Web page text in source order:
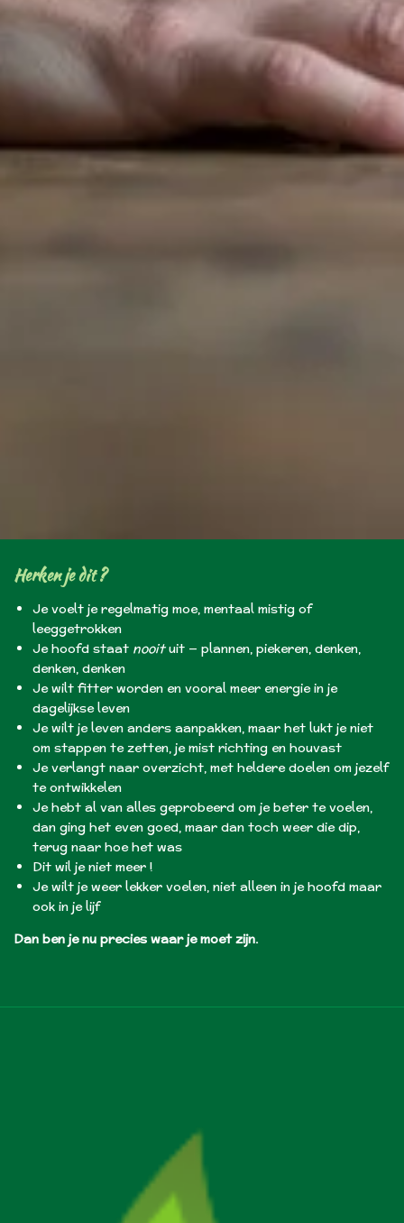
Herken je dit ?
Je voelt je regelmatig moe, mentaal mistig of
leeggetrokken
Je hoofd staat nooituit — plannen, piekeren, denken,
denken, denken
Je wilt fitter worden en vooral meer energie in je
dagelijkse leven
Je wilt je leven anders aanpakken, maar het lukt je niet
om stappen te zetten, je mist richting en houvast
Je verlangt naar overzicht, met heldere doelen om jezelf
te ontwikkelen
Je hebt al van alles geprobeerd om je beter te voelen,
dan ging het even goed, maar dan toch weer die dip,
terug naar hoe het was
Dit wil je niet meer !
Je wilt je weer lekker voelen, niet alleen in je hoofd maar
ook in je lijf
Dan ben je nu precies waar je moet zijn.